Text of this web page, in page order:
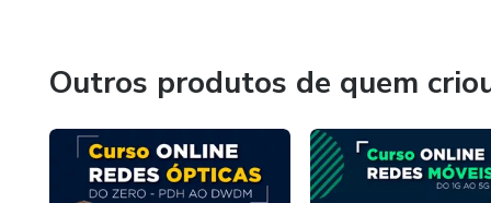
Outros produtos de quem